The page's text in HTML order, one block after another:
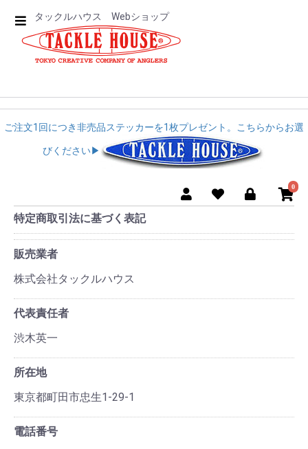
タックルハウス Webショップ
ご注文1回につき非売品ステッカーを1枚プレゼント。こちらからお選
びください▶︎︎
0
特定商取引法に基づく表記
販売業者
株式会社タックルハウス
代表責任者
渋木英一
所在地
東京都町田市忠生1-29-1
電話番号